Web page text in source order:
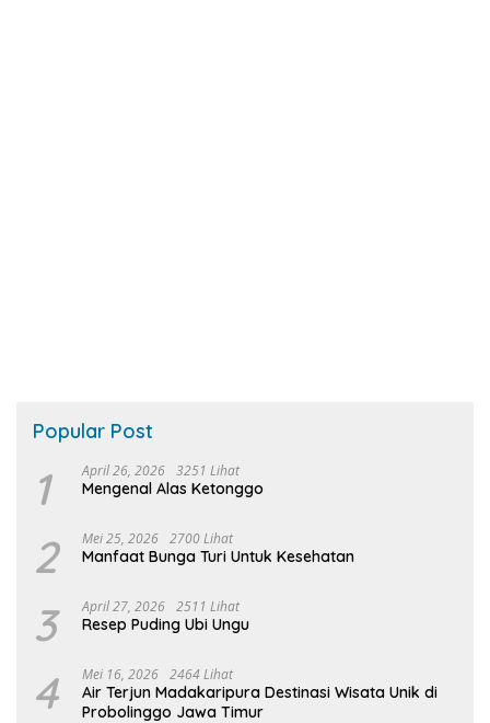
Popular Post
1 April 26, 2026 3251 Lihat
Mengenal Alas Ketonggo
2 Mei 25, 2026 2700 Lihat
Manfaat Bunga Turi Untuk Kesehatan
3 April 27, 2026 2511 Lihat
Resep Puding Ubi Ungu
4 Mei 16, 2026 2464 Lihat
Air Terjun Madakaripura Destinasi Wisata Unik di
Probolinggo Jawa Timur